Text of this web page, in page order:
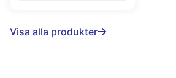
Visa alla produkter